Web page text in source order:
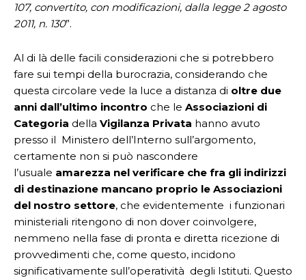
107, convertito, con modificazioni, dalla legge 2 agosto
2011, n. 130”.
Al di là delle facili considerazioni che si potrebbero
fare sui tempi della burocrazia, considerando che
questa circolare vede la luce a distanza di oltre due
anni dall’ultimo incontro che le Associazioni di
Categoria della Vigilanza Privata hanno avuto
presso il Ministero dell’Interno sull’argomento,
certamente non si può nascondere
l’usuale amarezza nel verificare che fra gli indirizzi
di destinazione mancano proprio le Associazioni
del nostro settore, che evidentemente i funzionari
ministeriali ritengono di non dover coinvolgere,
nemmeno nella fase di pronta e diretta ricezione di
provvedimenti che, come questo, incidono
significativamente sull’operatività degli Istituti. Questo